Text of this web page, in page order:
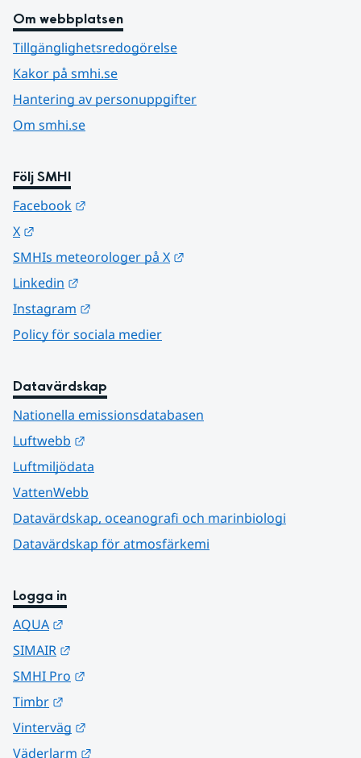
Om webbplatsen
Tillgänglighetsredogörelse
Kakor på smhi.se
Hantering av personuppgifter
Om smhi.se
Följ SMHI
Facebook
X
SMHIs meteorologer på X
Linkedin
Instagram
Policy för sociala medier
Datavärdskap
Nationella emissionsdatabasen
Luftwebb
Luftmiljödata
VattenWebb
Datavärdskap, oceanografi och marinbiologi
Datavärdskap för atmosfärkemi
Logga in
AQUA
SIMAIR
SMHI Pro
Timbr
Vinterväg
Väderlarm